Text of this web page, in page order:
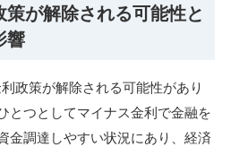
が解除される可能性と
響
政策が解除される可能性があり
とつとしてマイナス金利で金融を
金調達しやすい状況にあり、経済